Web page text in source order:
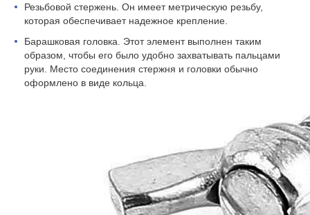
Резьбовой стержень. Он имеет метрическую резьбу,
которая обеспечивает надежное крепление.
Барашковая головка. Этот элемент выполнен таким
образом, чтобы его было удобно захватывать пальцами
руки. Место соединения стержня и головки обычно
оформлено в виде кольца.